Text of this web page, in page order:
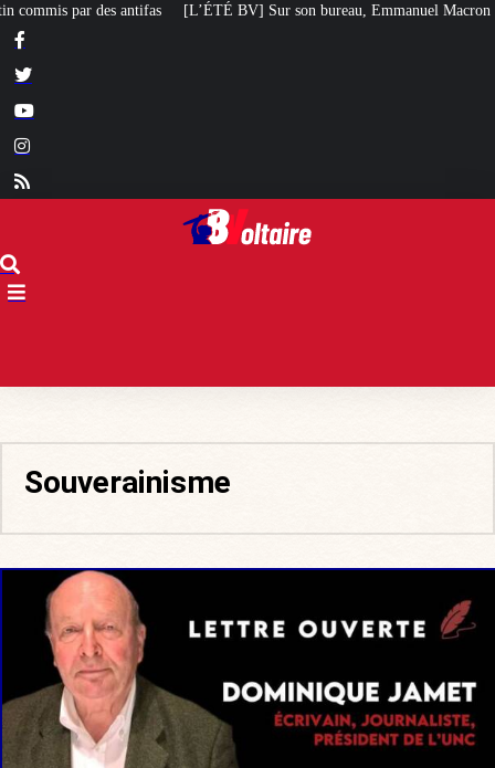
Sur son bureau, Emmanuel Macron a posé le livre d’un poète chilien
Souverainisme